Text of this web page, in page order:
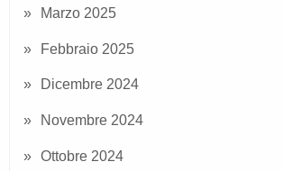
Marzo 2025
Febbraio 2025
Dicembre 2024
Novembre 2024
Ottobre 2024